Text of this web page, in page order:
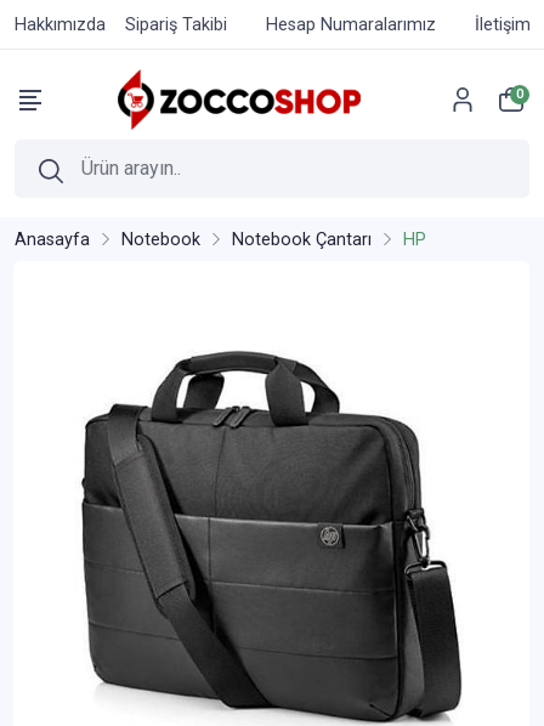
Hakkımızda Sipariş Takibi Hesap Numaralarımız İletişim
0
Anasayfa Notebook Notebook Çantarı HP